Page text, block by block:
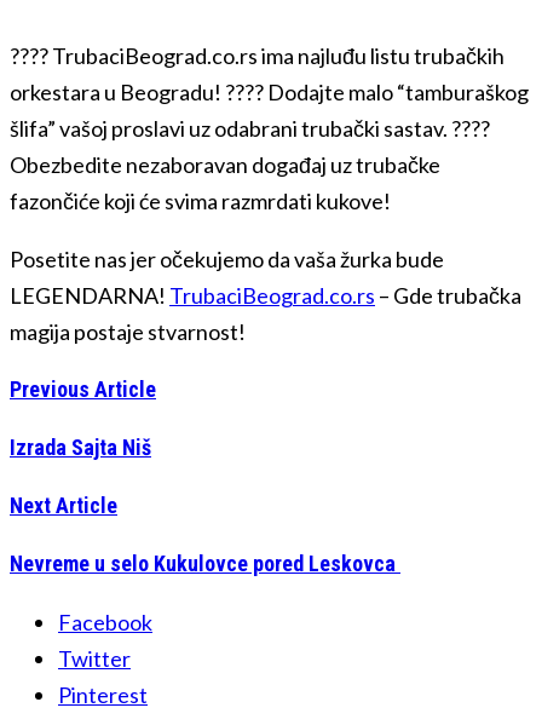
???? TrubaciBeograd.co.rs ima najluđu listu trubačkih
orkestara u Beogradu! ???? Dodajte malo “tamburaškog
šlifa” vašoj proslavi uz odabrani trubački sastav. ????
Obezbedite nezaboravan događaj uz trubačke
fazončiće koji će svima razmrdati kukove!
Posetite nas jer očekujemo da vaša žurka bude
LEGENDARNA! TrubaciBeograd.co.rs – Gde trubačka
magija postaje stvarnost!
Previous Article
Izrada Sajta Niš
Next Article
Nevreme u selo Kukulovce pored Leskovca
Facebook
Twitter
Pinterest